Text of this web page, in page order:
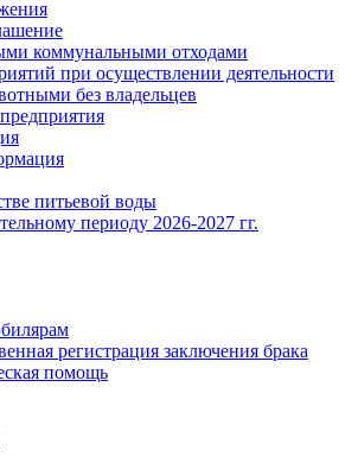
коммунальными отходами
при осуществлении деятельности
без владельцев
питьевой воды
периоду 2026-2027 гг.
регистрация заключения брака
помощь